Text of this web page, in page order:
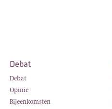
Debat
Debat
Opinie
Bijeenkomsten